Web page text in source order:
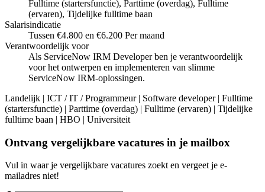
Fulltime (startersfunctie), Parttime (overdag), Fulltime
(ervaren), Tijdelijke fulltime baan
Salarisindicatie
Tussen €4.800 en €6.200 Per maand
Verantwoordelijk voor
Als ServiceNow IRM Developer ben je verantwoordelijk
voor het ontwerpen en implementeren van slimme
ServiceNow IRM-oplossingen.
Landelijk | ICT / IT / Programmeur | Software developer | Fulltime
(startersfunctie) | Parttime (overdag) | Fulltime (ervaren) | Tijdelijke
fulltime baan | HBO | Universiteit
Ontvang vergelijkbare vacatures in je mailbox
Vul in waar je vergelijkbare vacatures zoekt en vergeet je e-
mailadres niet!